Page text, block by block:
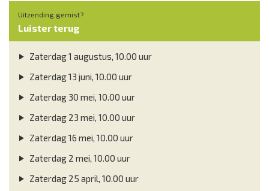
Uitzending gemist?
Luister terug
Zaterdag 1 augustus, 10.00 uur
Zaterdag 13 juni, 10.00 uur
Zaterdag 30 mei, 10.00 uur
Zaterdag 23 mei, 10.00 uur
Zaterdag 16 mei, 10.00 uur
Zaterdag 2 mei, 10.00 uur
Zaterdag 25 april, 10.00 uur